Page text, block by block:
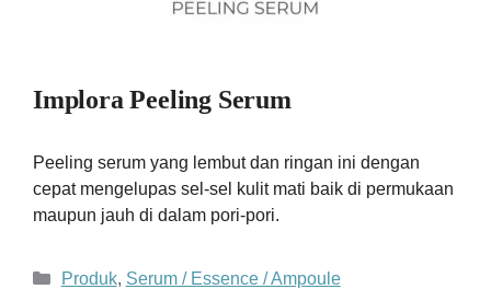
Implora Peeling Serum
Peeling serum yang lembut dan ringan ini dengan
cepat mengelupas sel-sel kulit mati baik di permukaan
maupun jauh di dalam pori-pori.
Kategori
Produk, Serum / Essence / Ampoule